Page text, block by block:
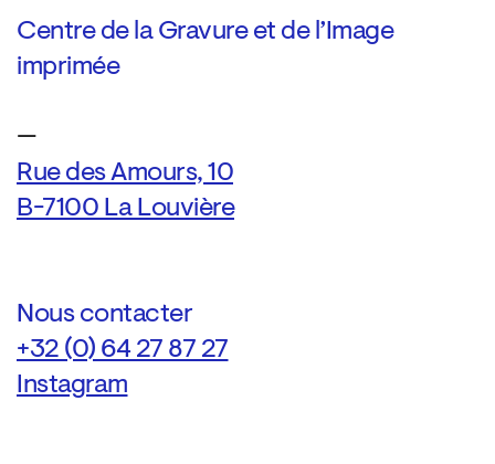
Centre de la Gravure et de l’Image
imprimée
—
Rue des Amours, 10
B-7100 La Louvière
Nous contacter
+32 (0) 64 27 87 27
Instagram